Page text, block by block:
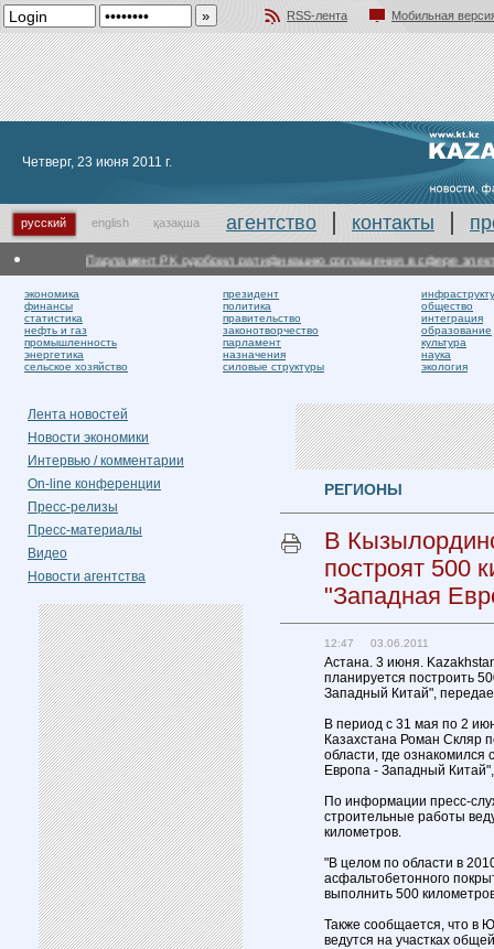
RSS-лента
Мобильная
Четверг, 23 июня 2011 г.
русский english қазақша агентство контакты
Парламент РК одобрил ратификацию соглашения в сфере
экономика
финансы
статистика
нефть и газ
промышленность
энергетика
сельское хозяйство
президент
политика
правительство
законотворчество
парламент
назначения
силовые структуры
общество
интеграция
образование
культура
наука
экология
Лента новостей
Новости экономики
Интервью / комментарии
On-line конференции
Пресс-релизы
Пресс-материалы
Видео
Новости агентства
РЕГИОНЫ
В
построят 500
"Западная
12:47 03.06.2011
Астана. 3 июня.
планируется построить
Западный Китай",
В период с 31 мая по 2
Казахстана Роман Скляр
области, где
Европа - Западный
По информации пресс-
строительные работы
километров.
"В целом по области в
асфальтобетонного
выполнить 500
Также сообщается, что в
ведутся на участках